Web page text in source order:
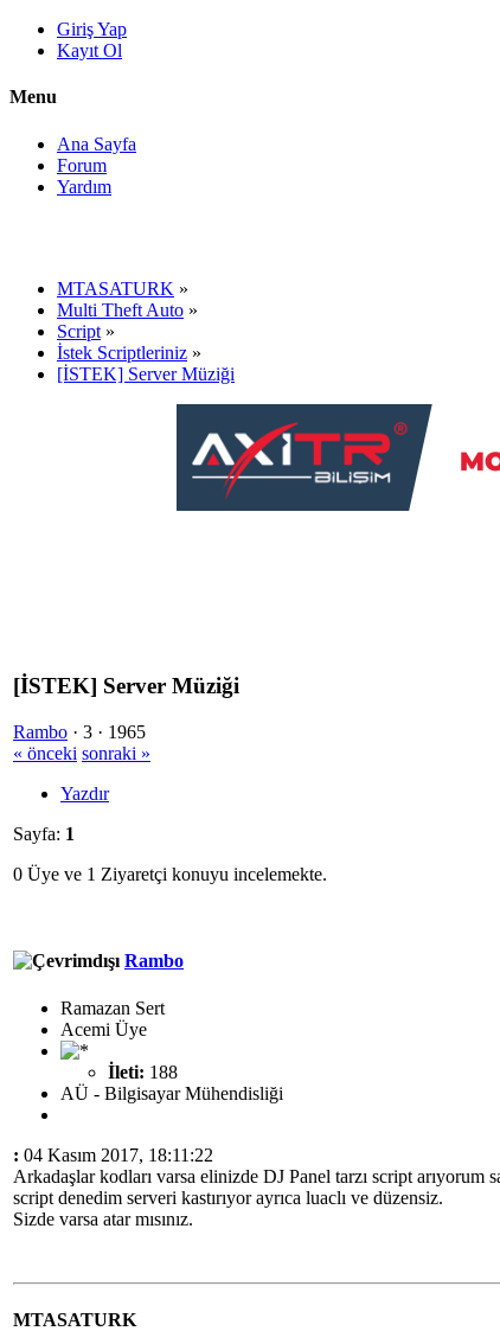
Giriş Yap
Kayıt Ol
Menu
Ana Sayfa
Forum
Yardım
MTASATURK »
Multi Theft Auto »
Script »
İstek Scriptleriniz »
[İSTEK] Server Müziği
[İSTEK] Server Müziği
Rambo · 3 · 1965
« önceki sonraki »
Yazdır
Sayfa: 1
0 Üye ve 1 Ziyaretçi konuyu incelemekte.
Rambo
Ramazan Sert
Acemi Üye
İleti: 188
AÜ - Bilgisayar Mühendisliği
: 04 Kasım 2017, 18:11:22
Arkadaşlar kodları varsa elinizde DJ Panel tarzı script arıyorum
script denedim serveri kastırıyor ayrıca luaclı ve düzensiz.
Sizde varsa atar mısınız.
MTASATURK